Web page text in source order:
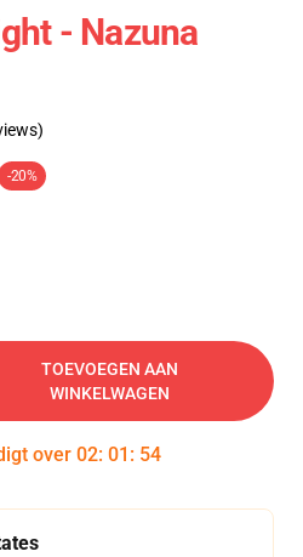
- Nazuna
-20%
TOEVOEGEN AAN
WINKELWAGEN
over 02: 01 : 54